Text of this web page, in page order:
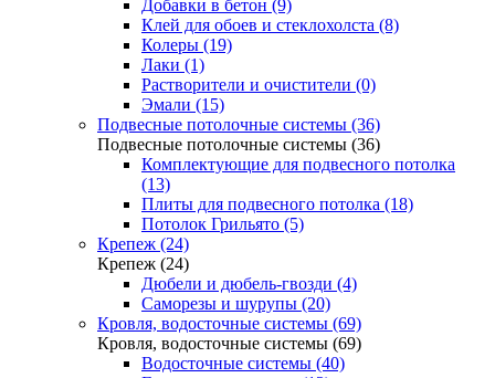
Добавки в бетон (9)
Клей для обоев и стеклохолста (8)
Колеры (19)
Лаки (1)
Растворители и очистители (0)
Эмали (15)
Подвесные потолочные системы (36)
Подвесные потолочные системы (36)
Комплектующие для подвесного потолка
(13)
Плиты для подвесного потолка (18)
Потолок Грильято (5)
Крепеж (24)
Крепеж (24)
Дюбели и дюбель-гвозди (4)
Саморезы и шурупы (20)
Кровля, водосточные системы (69)
Кровля, водосточные системы (69)
Водосточные системы (40)